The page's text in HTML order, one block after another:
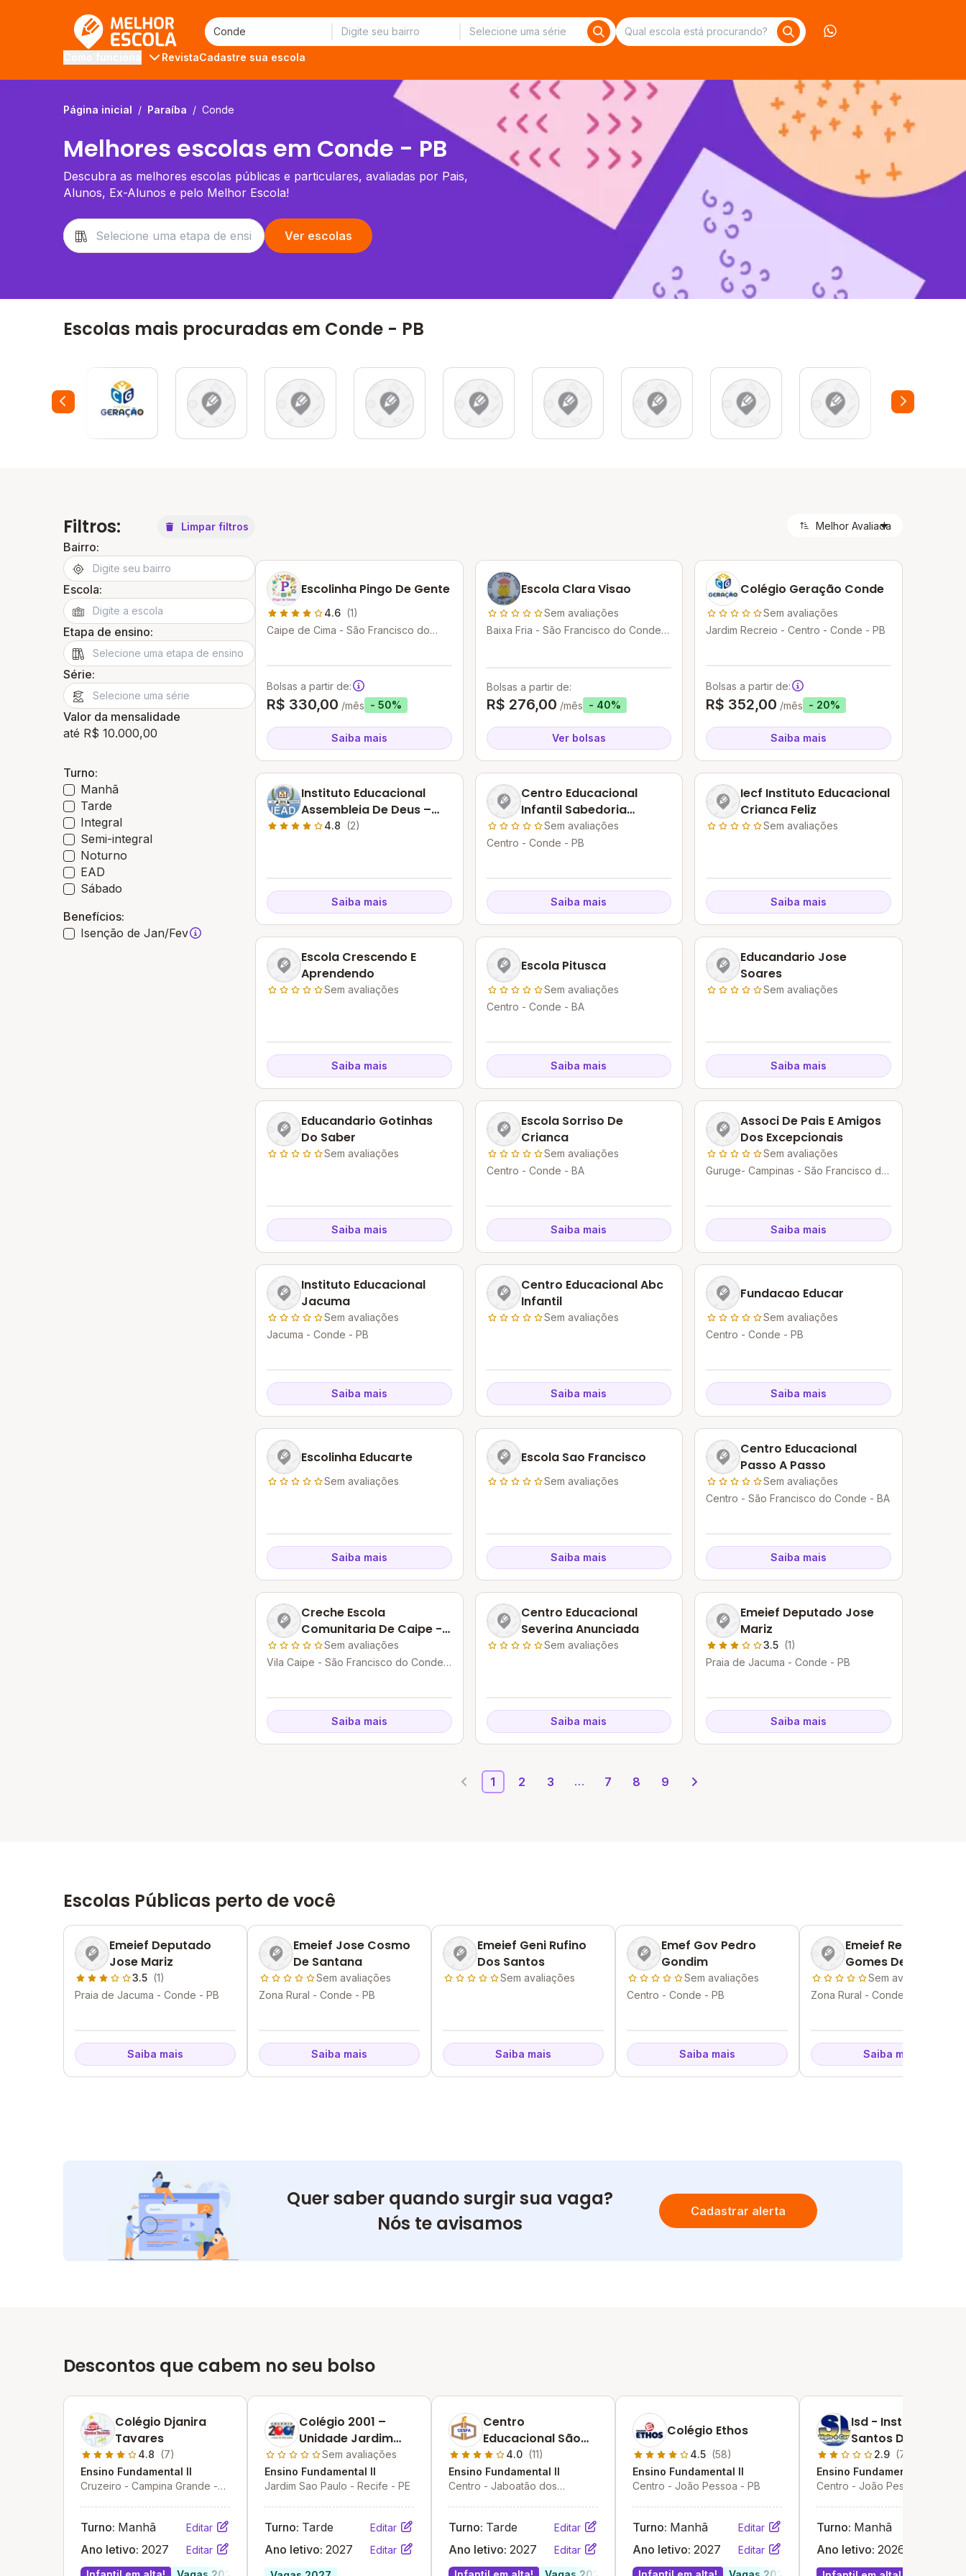
RevistaCadastre sua escola
Página inicial / Paraíba / Conde
Melhores escolas em Conde - PB
Descubra as melhores escolas públicas e particulares, avaliadas por Pais,
Alunos, Ex-Alunos e pelo Melhor Escola!
Ver escolas
Escolas mais procuradas em Conde - PB
Filtros: Limpar filtros
Bairro:
Escola:
Etapa de ensino:
Série:
Valor da mensalidade
até R$ 10.000,00
Turno:
Manhã
Tarde
Integral
Semi-integral
Noturno
EAD
Sábado
Benefícios:
Isenção de Jan/Fev
Escolinha Pingo De Gente
4.6 (1)
Caipe de Cima - São Francisco do
Bolsas a partir de:
R$ 330,00 /mês - 50%
Saiba mais
Escola Clara Visao
Sem avaliações
Baixa Fria - São Francisco do Conde -
Bolsas a partir de:
R$ 276,00 /mês - 40%
Ver bolsas
Colégio Geração Conde
Sem avaliações
Jardim Recreio - Centro - Conde - PB
Bolsas a partir de:
R$ 352,00 /mês - 20%
Saiba mais
Instituto Educacional
Assembleia De Deus –
Iead4.8 (2)
Saiba mais
Centro Educacional
Infantil Sabedoria
CriancaSem avaliações
Centro - Conde - PB
Saiba mais
Iecf Instituto Educacional
Crianca Feliz
Sem avaliações
Saiba mais
Escola Crescendo E
Aprendendo
Sem avaliações
Saiba mais
Escola Pitusca
Sem avaliações
Centro - Conde - BA
Saiba mais
Educandario Jose
Soares
Sem avaliações
Saiba mais
Educandario Gotinhas
Do Saber
Sem avaliações
Saiba mais
Escola Sorriso De
Crianca
Sem avaliações
Centro - Conde - BA
Saiba mais
Associ De Pais E Amigos
Dos Excepcionais
Sem avaliações
Guruge- Campinas - São Francisco do
Saiba mais
Instituto Educacional
Jacuma
Sem avaliações
Jacuma - Conde - PB
Saiba mais
Centro Educacional Abc
Infantil
Sem avaliações
Saiba mais
Fundacao Educar
Sem avaliações
Centro - Conde - PB
Saiba mais
Escolinha Educarte
Sem avaliações
Saiba mais
Escola Sao Francisco
Sem avaliações
Saiba mais
Centro Educacional
Passo A Passo
Sem avaliações
Centro - São Francisco do Conde - BA
Saiba mais
Creche Escola
Comunitaria De Caipe -
CeccSem avaliações
Vila Caipe - São Francisco do Conde -
Saiba mais
Centro Educacional
Severina Anunciada
Sem avaliações
Saiba mais
Emeief Deputado Jose
Mariz
3.5 (1)
Praia de Jacuma - Conde - PB
Saiba mais
1 2 3 7 8 9
Escolas Públicas perto de você
Emeief Deputado
Jose Mariz
3.5 (1)
Praia de Jacuma - Conde - PB
Saiba mais
Emeief Jose Cosmo
De Santana
Sem avaliações
Zona Rural - Conde - PB
Saiba mais
Emeief Geni Rufino
Dos Santos
Sem avaliações
Saiba mais
Emef Gov Pedro
Gondim
Sem avaliações
Centro - Conde - PB
Saiba mais
Emeief Regina
Gomes De Almeida
Sem avaliações
Zona Rural - Conde - PB
Saiba mais
Quer saber quando surgir sua vaga?
Nós te avisamos
Cadastrar alerta
Descontos que cabem no seu bolso
Colégio Djanira
Tavares
4.8 (7)
Ensino Fundamental II
Cruzeiro - Campina Grande -
Turno: Manhã Editar
Ano letivo: 2027
Editar
Colégio 2001 –
Unidade Jardim
São Paulo
Sem avaliações
Ensino Fundamental II
Jardim Sao Paulo - Recife - PE
Turno: Tarde Editar
Ano letivo: 2027 Editar
Centro
Educacional São
Francisco De Assis
4.0 (11)
Ensino Fundamental II
Centro - Jaboatão dos
Turno: Tarde Editar
Ano letivo: 2027
Editar
Colégio Ethos
4.5 (58)
Ensino Fundamental II
Centro - João Pessoa - PB
Turno: Manhã Editar
Ano letivo: 2027
Editar
Isd - Instituto
Santos Dumont
2.9 (7)
Ensino Fundamental II
Centro - João Pessoa - PB
Turno: Manhã
Ano letivo: 2026